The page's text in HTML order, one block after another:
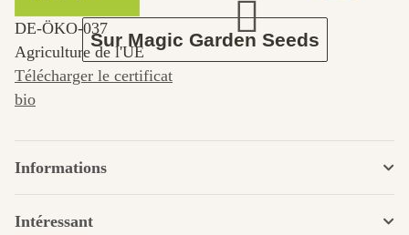
Sur Magic Garden Seeds
DE‑ÖKO‑037
Agriculture de l'UE
Télécharger le certificat
bio
Informations
Intéressant